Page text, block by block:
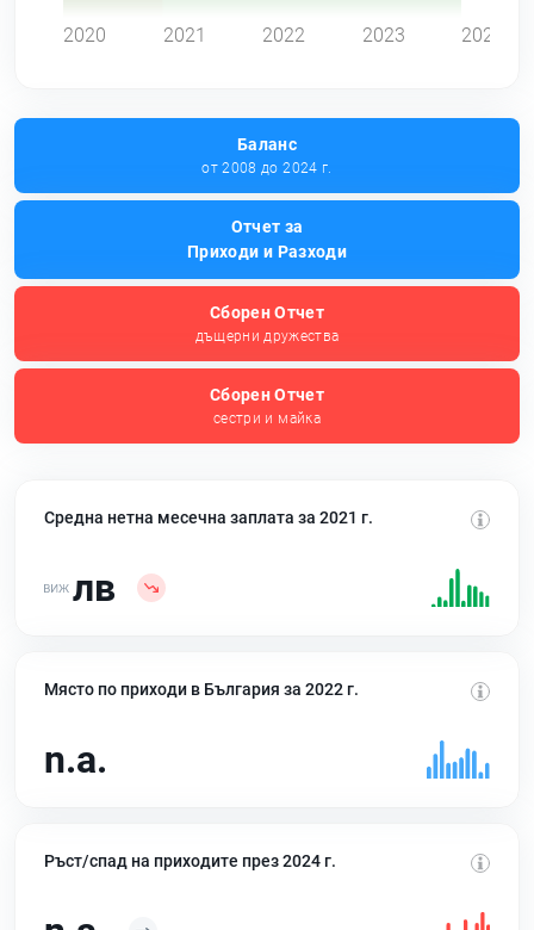
2020 2021 2022 2023 2024
Баланс
от 2008 до 2024 г.
Отчет за
Приходи и Разходи
Сборен Отчет
дъщерни дружества
Сборен Отчет
сестри и майка
Средна нетна месечна заплата за 2021 г.
лв
Място по приходи в България за 2022 г.
n.a.
Ръст/спад на приходите през 2024 г.